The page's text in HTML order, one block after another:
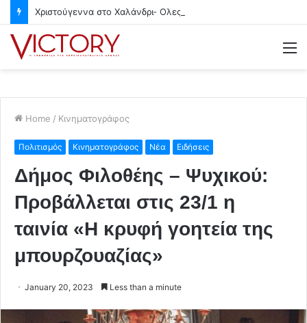
Home / Κινηματογράφος
Πολιτισμός Κινηματογράφος Νέα Ειδήσεις
Δήμος Φιλοθέης – Ψυχικού:
Προβάλλεται στις 23/1 η
ταινία «Η κρυφή γοητεία της
μπουρζουαζίας»
January 20, 2023 Less than a minute